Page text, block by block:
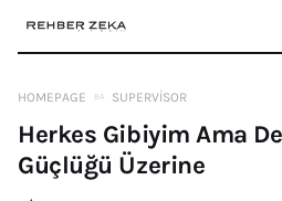
HOMEPAGE SUPERVISOR
Herkes Gibiyim Ama
Güçlüğü Üzerine